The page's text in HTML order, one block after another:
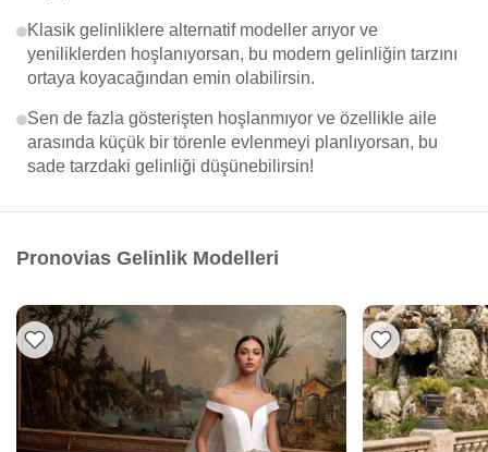
Klasik gelinliklere alternatif modeller arıyor ve
yeniliklerden hoşlanıyorsan, bu modern gelinliğin tarzını
ortaya koyacağından emin olabilirsin.
Sen de fazla gösterişten hoşlanmıyor ve özellikle aile
arasında küçük bir törenle evlenmeyi planlıyorsan, bu
sade tarzdaki gelinliği düşünebilirsin!
Pronovias Gelinlik Modelleri